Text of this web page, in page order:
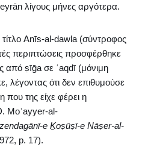
λίγους μήνες αργότερα.
Anīs-al-dawla (σύντροφος
περιπτώσεις προσφέρθηκε
από ṣīḡa σε ʿaqdī (μόνιμη
λέγοντας ότι δεν επιθυμούσε
που της είχε φέρει η
Moʿayyer-al-
e Ḵoṣūṣī-e Nāṣer-al-
p. 17).